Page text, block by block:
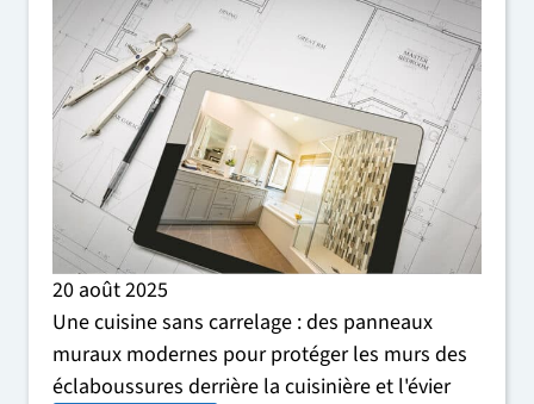
20 août 2025
Une cuisine sans carrelage : des panneaux
muraux modernes pour protéger les murs des
éclaboussures derrière la cuisinière et l'évier